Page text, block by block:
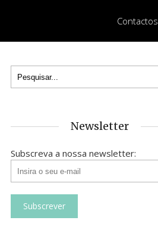
Contactos
Newsletter
Subscreva a nossa newsletter: